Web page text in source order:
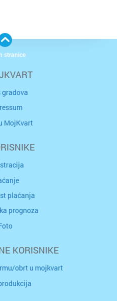
gradova
MojKvart
plaćanja
prognoza
KORISNIKE
obrt u mojkvart
stranice